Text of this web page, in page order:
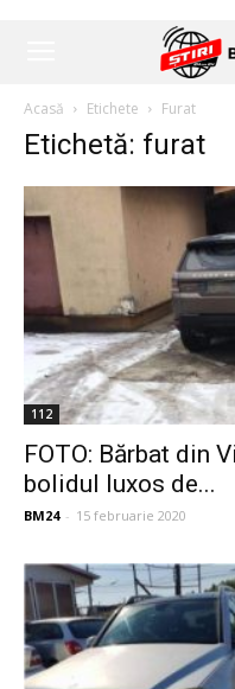
Acasă Etichete Furat
Etichetă: furat
112
FOTO: Bărbat din
bolidul luxos de...
BM24 - 15 februarie 2020